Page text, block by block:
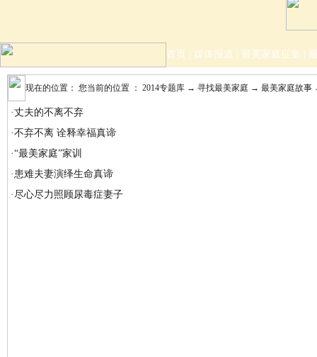
首页 媒体报道 最美家庭征集
现在的位置： 您当前的位置 ： 2014专题库 → 寻找最美家庭 → 最美家庭故事
·丈夫的不离不弃
·不弃不离 诠释幸福真谛
·“最美家庭”家训
·患难夫妻演绎生命真谛
· 尽心尽力照顾尿毒症妻子